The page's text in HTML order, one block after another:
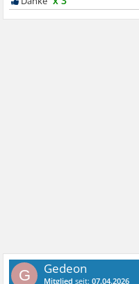
G Gedeon
Mitglied seit:07.04.2026